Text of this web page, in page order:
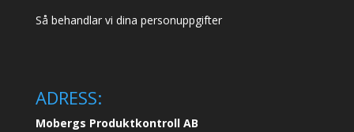
Så behandlar vi dina personuppgifter
ADRESS:
Mobergs Produktkontroll AB